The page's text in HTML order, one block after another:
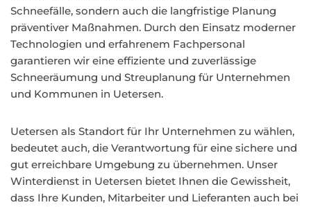
Schneefälle, sondern auch die langfristige Planung
präventiver Maßnahmen. Durch den Einsatz moderner
Technologien und erfahrenem Fachpersonal
garantieren wir eine effiziente und zuverlässige
Schneeräumung und Streuplanung für Unternehmen
und Kommunen in Uetersen.
Uetersen als Standort für Ihr Unternehmen zu wählen,
bedeutet auch, die Verantwortung für eine sichere und
gut erreichbare Umgebung zu übernehmen. Unser
Winterdienst in Uetersen bietet Ihnen die Gewissheit,
dass Ihre Kunden, Mitarbeiter und Lieferanten auch bei